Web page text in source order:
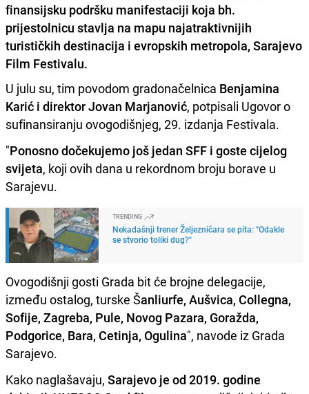
finansijsku podršku manifestaciji koja bh.
prijestolnicu stavlja na mapu najatraktivnijih
turističkih destinacija i evropskih metropola, Sarajevo
Film Festivalu.
U julu su, tim povodom gradonačelnica Benjamina
Karić i direktor Jovan Marjanović, potpisali Ugovor o
sufinansiranju ovogodišnjeg, 29. izdanja Festivala.
"Ponosno dočekujemo još jedan SFF i goste cijelog
svijeta, koji ovih dana u rekordnom broju borave u
Sarajevu.
TRENDING
Nekadašnji trener Željezničara se pita: "Odakle
se stvorio toliki dug?"
Ovogodišnji gosti Grada bit će brojne delegacije,
između ostalog, turske Šanliurfe, Aušvica, Collegna,
Sofije, Zagreba, Pule, Novog Pazara, Goražda,
Podgorice, Bara, Cetinja, Ogulina", navode iz Grada
Sarajevo.
Kako naglašavaju, Sarajevo je od 2019. godine